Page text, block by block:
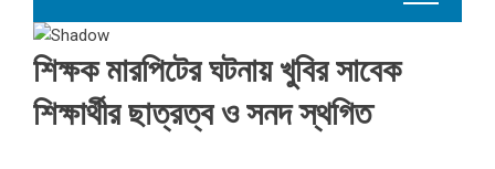
শিক্ষক মারপিটের ঘটনায় খুবির সাবেক
শিক্ষার্থীর ছাত্রত্ব ও সনদ স্থগিত